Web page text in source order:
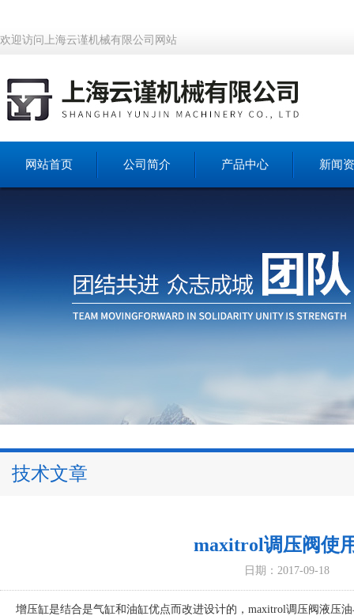
欢迎访问上海云谨机械有限公司网站
网站首页 公司简介 产品中心 新闻
技术文章
maxitrol调压阀使
日期：2017-09-18
增压缸是结合是气缸和油缸优点而改进设计的， maxitrol调压阀液压